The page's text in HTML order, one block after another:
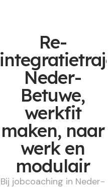
Re-
Neder-
Betuwe,
werkfit
maken, naar
werk en
modulair
Bij jobcoaching in Neder-